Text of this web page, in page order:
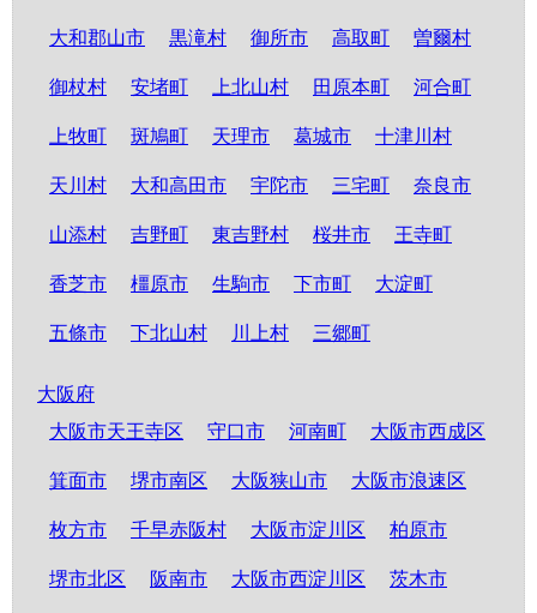
大和郡山市 黒滝村 御所市 高取町 曽爾村
御杖村 安堵町 上北山村 田原本町 河合町
上牧町 斑鳩町 天理市 葛城市 十津川村
天川村 大和高田市 宇陀市 三宅町 奈良市
山添村 吉野町 東吉野村 桜井市 王寺町
香芝市 橿原市 生駒市 下市町 大淀町
五條市 下北山村 川上村 三郷町
大阪府
大阪市天王寺区
守口市 河南町 大阪市西成区
箕面市 堺市南区 大阪狭山市 大阪市浪速区
枚方市 千早赤阪村 大阪市淀川区 柏原市
堺市北区 阪南市 大阪市西淀川区 茨木市